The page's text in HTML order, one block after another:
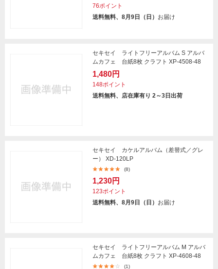
76ポイント
送料無料、8月9日（日） お届け
セキセイ ライトフリーアルバム S アルバ
ムカフェ 台紙8枚 クラフト XP-4508-48
1,480円
148ポイント
送料無料、店在庫有り 2～3日出荷
セキセイ カケルアルバム（差替式／グレ
ー） XD-120LP
(8)
1,230円
123ポイント
送料無料、8月9日（日） お届け
セキセイ ライトフリーアルバム M アルバ
ムカフェ 台紙8枚 クラフト XP-4608-48
(1)